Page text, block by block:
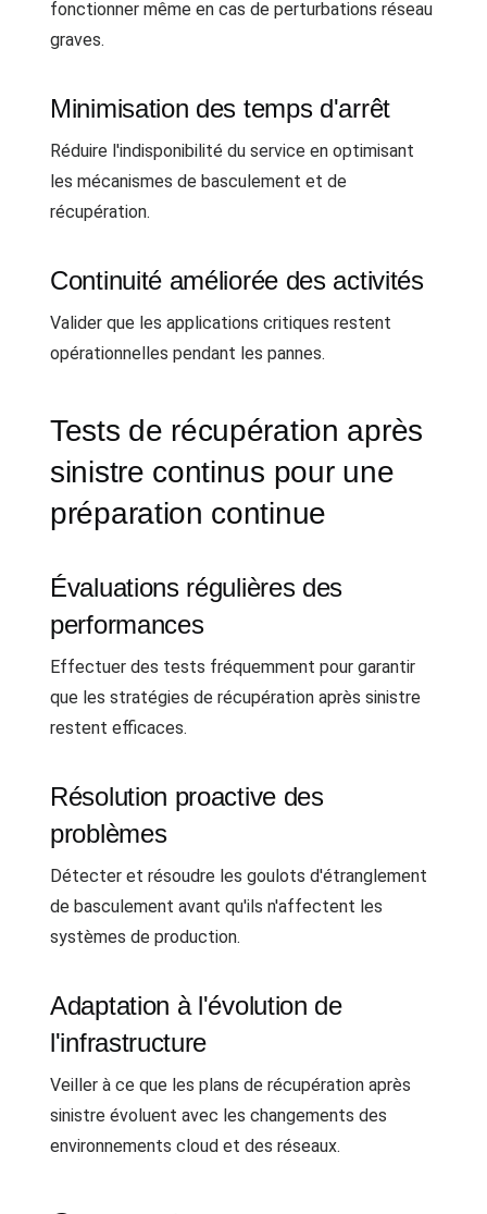
fonctionner même en cas de perturbations réseau
graves.
Minimisation des temps d'arrêt
Réduire l'indisponibilité du service en optimisant
les mécanismes de basculement et de
récupération.
Continuité améliorée des activités
Valider que les applications critiques restent
opérationnelles pendant les pannes.
Tests de récupération après
sinistre continus pour une
préparation continue
Évaluations régulières des
performances
Effectuer des tests fréquemment pour garantir
que les stratégies de récupération après sinistre
restent efficaces.
Résolution proactive des
problèmes
Détecter et résoudre les goulots d'étranglement
de basculement avant qu'ils n'affectent les
systèmes de production.
Adaptation à l'évolution de
l'infrastructure
Veiller à ce que les plans de récupération après
sinistre évoluent avec les changements des
environnements cloud et des réseaux.